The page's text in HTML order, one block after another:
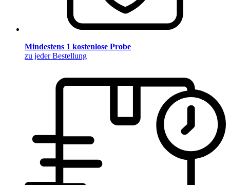
Mindestens 1 kostenlose Probe
zu jeder Bestellung